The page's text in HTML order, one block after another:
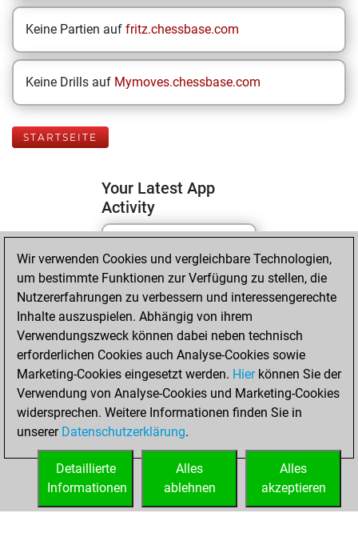
Keine Partien auf fritz.chessbase.com
Keine Drills auf Mymoves.chessbase.com
STARTSEITE
Your Latest App
Activity
Sonntag, April 19,
2026
You totalled 77
tactics positions
Tactics
You
solved 65 tactics
positions
You achieved
tactics positions
Wir verwenden Cookies und vergleichbare Technologien,
um bestimmte Funktionen zur Verfügung zu stellen, die
Nutzererfahrungen zu verbessern und interessengerechte
Inhalte auszuspielen. Abhängig von ihrem
Verwendungszweck können dabei neben technisch
erforderlichen Cookies auch Analyse-Cookies sowie
Marketing-Cookies eingesetzt werden. Hierkönnen Sie der
Verwendung von Analyse-Cookies und Marketing-Cookies
widersprechen. Weitere Informationen finden Sie in
unserer Datenschutzerklärung.
Alles
akzeptieren
Alles
ablehnen
Detaillierte
Informationen